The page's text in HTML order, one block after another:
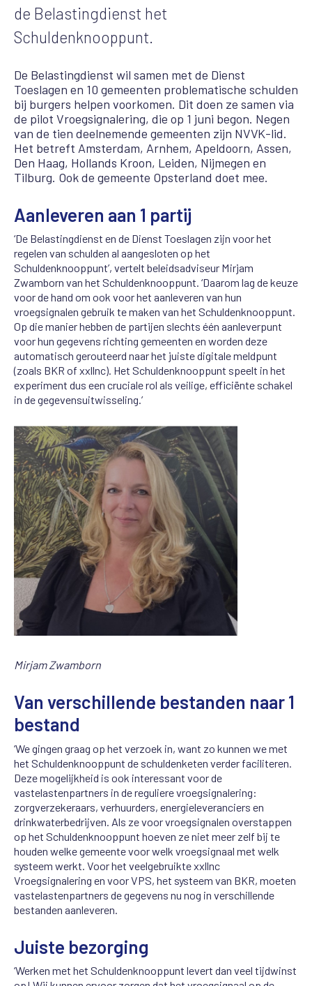
de Belastingdienst het
Schuldenknooppunt.
De Belastingdienst wil samen met de Dienst
Toeslagen en 10 gemeenten problematische schulden
bij burgers helpen voorkomen. Dit doen ze samen via
de pilot Vroegsignalering, die op 1 juni begon. Negen
van de tien deelnemende gemeenten zijn NVVK-lid.
Het betreft Amsterdam, Arnhem, Apeldoorn, Assen,
Den Haag, Hollands Kroon, Leiden, Nijmegen en
Tilburg. Ook de gemeente Opsterland doet mee.
Aanleveren aan 1 partij
‘De Belastingdienst en de Dienst Toeslagen zijn voor het
regelen van schulden al aangesloten op het
Schuldenknooppunt’, vertelt beleidsadviseur Mirjam
Zwamborn van het Schuldenknooppunt. ‘Daarom lag de keuze
voor de hand om ook voor het aanleveren van hun
vroegsignalen gebruik te maken van het Schuldenknooppunt.
Op die manier hebben de partijen slechts één aanleverpunt
voor hun gegevens richting gemeenten en worden deze
automatisch gerouteerd naar het juiste digitale meldpunt
(zoals BKR of xxllnc). Het Schuldenknooppunt speelt in het
experiment dus een cruciale rol als veilige, efficiënte schakel
in de gegevensuitwisseling.’
Mirjam Zwamborn
Van verschillende bestanden naar 1
bestand
‘We gingen graag op het verzoek in, want zo kunnen we met
het Schuldenknooppunt de schuldenketen verder faciliteren.
Deze mogelijkheid is ook interessant voor de
vastelastenpartners in de reguliere vroegsignalering:
zorgverzekeraars, verhuurders, energieleveranciers en
drinkwaterbedrijven. Als ze voor vroegsignalen overstappen
op het Schuldenknooppunt hoeven ze niet meer zelf bij te
houden welke gemeente voor welk vroegsignaal met welk
systeem werkt. Voor het veelgebruikte xxllnc
Vroegsignalering en voor VPS, het systeem van BKR, moeten
vastelastenpartners de gegevens nu nog in verschillende
bestanden aanleveren.
Juiste bezorging
‘Werken met het Schuldenknooppunt levert dan veel tijdwinst